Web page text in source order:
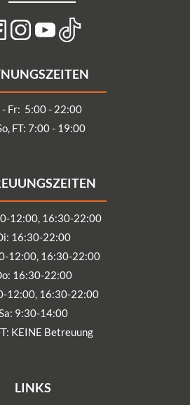
- Fr: 5:00 - 22:00
FT: 7:00 - 19:00
12:00, 16:30-22:00
16:30-22:00
12:00, 16:30-22:00
16:30-22:00
12:00, 16:30-22:00
9:30-14:00
KEINE Betreuung
LINKS